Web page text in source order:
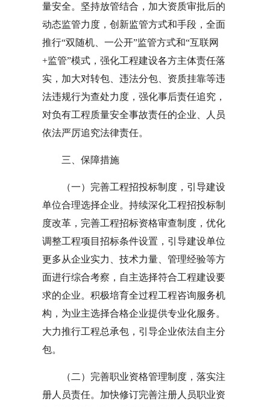
量安全。坚持放管结合，加大资质审批后的
动态监管力度，创新监管方式和手段，全面
推行“双随机、一公开”监管方式和“互联网
+监管”模式，强化工程建设各方主体责任落
实，加大对转包、违法分包、资质挂靠等违
法违规行为查处力度，强化事后责任追究，
对负有工程质量安全事故责任的企业、人员
依法严厉追究法律责任。
三、保障措施
（一）完善工程招投标制度，引导建设
单位合理选择企业。持续深化工程招投标制
度改革，完善工程招标资格审查制度，优化
调整工程项目招标条件设置，引导建设单位
更多从企业实力、技术力量、管理经验等方
面进行综合考察，自主选择符合工程建设要
求的企业。积极培育全过程工程咨询服务机
构，为业主选择合格企业提供专业化服务。
大力推行工程总承包，引导企业依法自主分
包。
（二）完善职业资格管理制度，落实注
册人员责任。加快修订完善注册人员职业资